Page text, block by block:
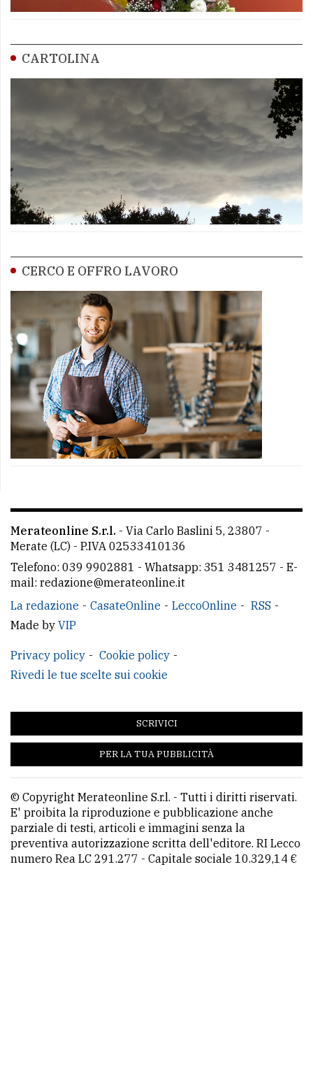
CARTOLINA
CERCO E OFFRO LAVORO
Merateonline S.r.l. - Via Carlo Baslini 5, 23807 -
Merate (LC) - P.IVA 02533410136
Telefono: 039 9902881 - Whatsapp: 351 3481257 - E-
mail: redazione@merateonline.it
La redazione
CasateOnline LeccoOnline
RSS
Made by VIP
Privacy policy
Cookie policy
Rivedi le tue scelte sui cookie
SCRIVICI
PER LA TUA PUBBLICITÀ
© Copyright Merateonline S.r.l. - Tutti i diritti riservati.
E' proibita la riproduzione e pubblicazione anche
parziale di testi, articoli e immagini senza la
preventiva autorizzazione scritta dell'editore. RI Lecco
numero Rea LC 291.277 - Capitale sociale 10.329,14 €